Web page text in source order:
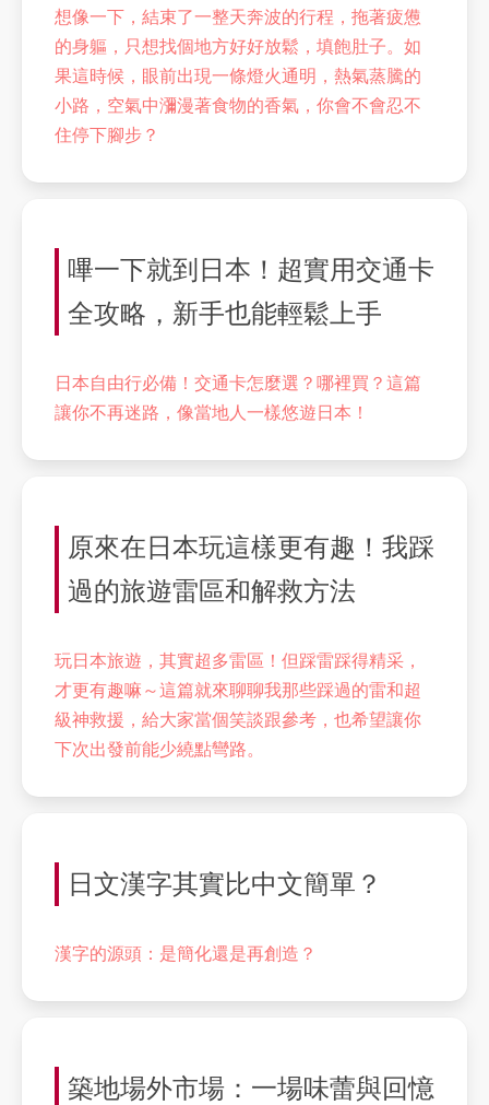
想像一下，結束了一整天奔波的行程，拖著疲憊
的身軀，只想找個地方好好放鬆，填飽肚子。如
果這時候，眼前出現一條燈火通明，熱氣蒸騰的
小路，空氣中瀰漫著食物的香氣，你會不會忍不
住停下腳步？
嗶一下就到日本！超實用交通卡
全攻略，新手也能輕鬆上手
日本自由行必備！交通卡怎麼選？哪裡買？這篇
讓你不再迷路，像當地人一樣悠遊日本！
原來在日本玩這樣更有趣！我踩
過的旅遊雷區和解救方法
玩日本旅遊，其實超多雷區！但踩雷踩得精采，
才更有趣嘛～這篇就來聊聊我那些踩過的雷和超
級神救援，給大家當個笑談跟參考，也希望讓你
下次出發前能少繞點彎路。
日文漢字其實比中文簡單？
漢字的源頭：是簡化還是再創造？
築地場外市場：一場味蕾與回憶